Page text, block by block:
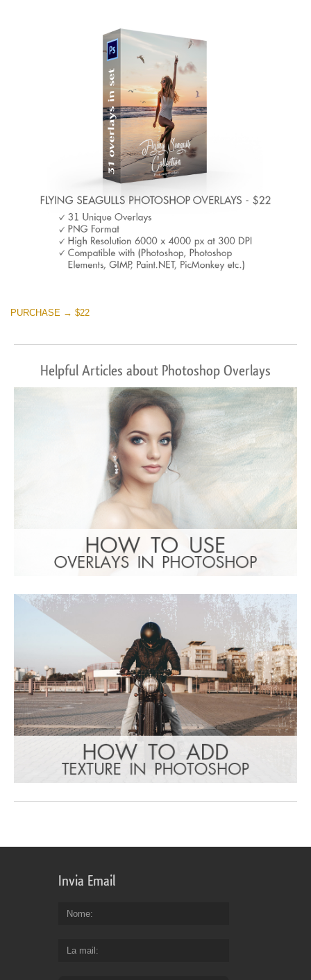
PURCHASE → $22
Helpful Articles about Photoshop Overlays
Invia Email
Nome
La mail